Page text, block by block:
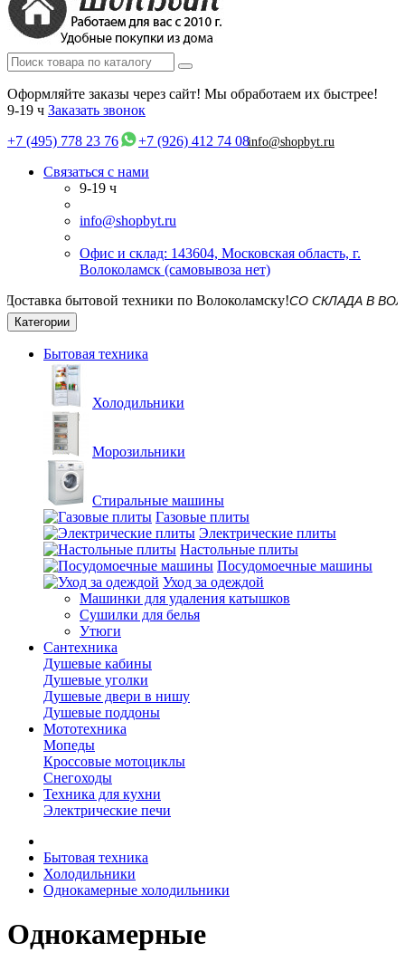
Оформляйте заказы через сайт! Мы обработаем их быстрее!
9-19 ч Заказать звонок
+7 (495) 778 23 76
+7 (926) 412 74 08info@shopbyt.ru
Связаться с нами
9-19 ч
info@shopbyt.ru
Офис и склад: 143604, Московская область, г.
Волоколамск (самовывоза нет)
СО СКЛАДА В
Категории
Бытовая техника
Холодильники
Морозильники
Стиральные машины
Газовые плиты
Электрические плиты
Настольные плиты
Посудомоечные машины
Уход за одеждой
Машинки для удаления катышков
Сушилки для белья
Утюги
Сантехника
Душевые кабины
Душевые уголки
Душевые двери в нишу
Душевые поддоны
Мототехника
Мопеды
Кроссовые мотоциклы
Снегоходы
Техника для кухни
Электрические печи
Бытовая техника
Холодильники
Однокамерные холодильники
Однокамерные